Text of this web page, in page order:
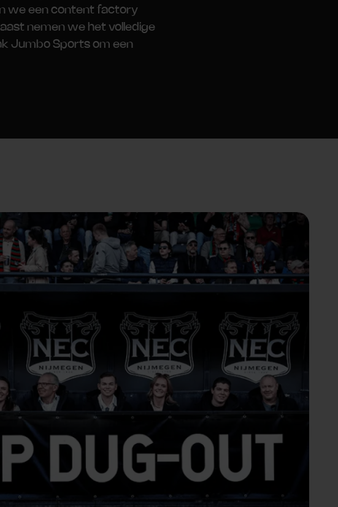
we een content factory
nemen we het volledige
Jumbo Sports om een